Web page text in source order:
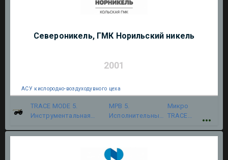
Североникель, ГМК Норильский никель
2001
АСУ кислородно-воздуходувного цеха
TRACE MODE 5.
Инструментальная
МРВ 5.
Исполнительный
Микро
TRACE